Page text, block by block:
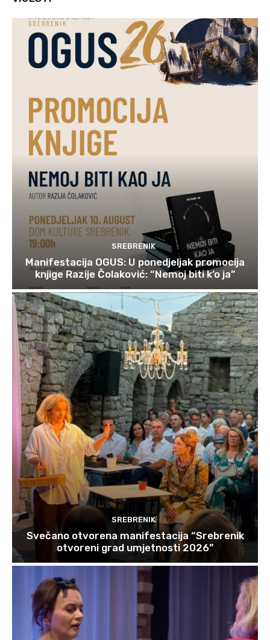
SREBRENIK
Manifestacija OGUS: U ponedjeljak promocija
knjige Razije Čolaković: “Nemoj biti k’o ja”
SREBRENIK
Svečano otvorena manifestacija “Srebrenik
otvoreni grad umjetnosti 2026”